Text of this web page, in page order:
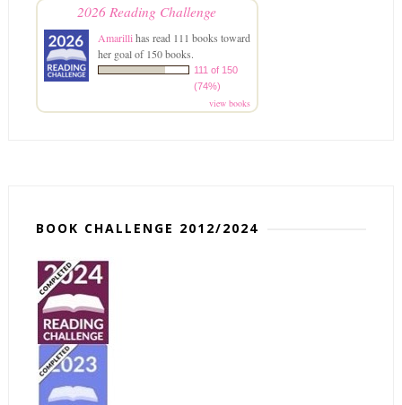
2026 Reading Challenge
Amarillihas read 111 books toward
her goal of 150 books.
111 of 150
(74%)
view books
BOOK CHALLENGE 2012/2024